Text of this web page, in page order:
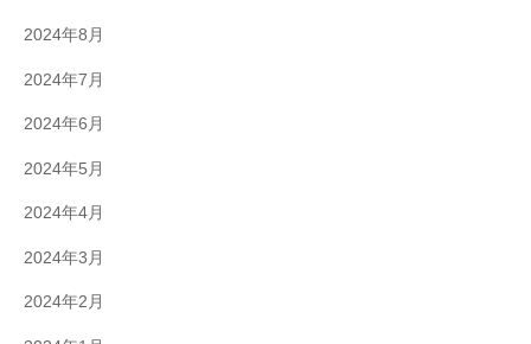
2024年8月
2024年7月
2024年6月
2024年5月
2024年4月
2024年3月
2024年2月